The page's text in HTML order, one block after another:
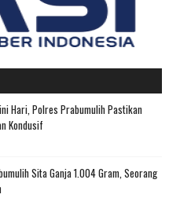
Hari, Polres Prabumulih Pastikan
Kondusif
Sita Ganja 1.004 Gram, Seorang